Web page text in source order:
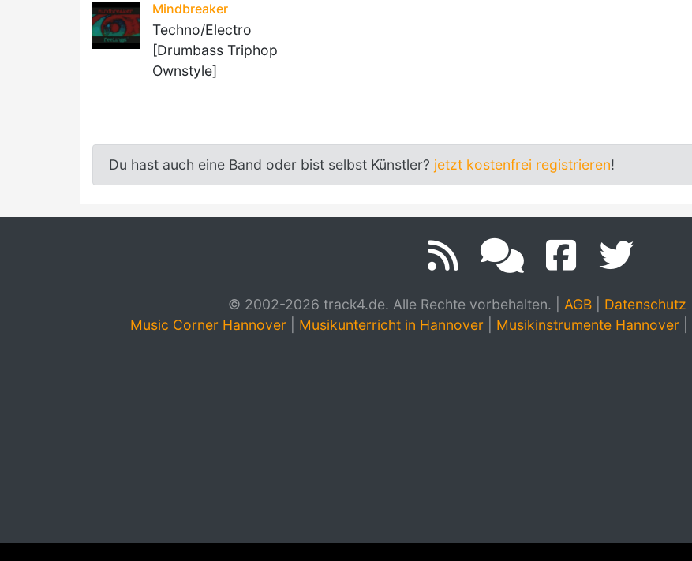
Mindbreaker
Techno/Electro
[Drumbass Triphop
Ownstyle]
Du hast auch eine Band oder bist selbst Künstler? jetzt kostenfrei registrieren!
© 2002-2026 track4.de. Alle Rechte vorbehalten. AGB| Datenschutz
Music Corner Hannover
Musikunterricht in Hannover Musikinstrumente Hannover